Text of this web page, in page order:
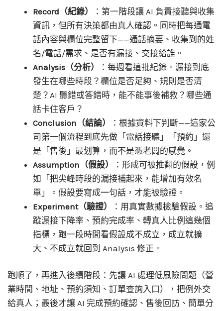
Record（紀錄）
：第一階段讓 AI 負責接聽與收集
資訊，但所有決策都由真人確認。同時把每通電
話內容與欄位完整留下——通話摘要、收集到的姓
名/電話/需求、是否有漏接、交接給誰。
Analysis（分析）
：每週看這批紀錄。漏接到底
發生在哪些時段？欄位是否足夠、規則是否清
楚？AI 聽錯或答錯時，能不能事後補救？哪些通
話卡住客戶？
Conclusion（結論）
：根據資料下判斷——這家公
司第一個流程到底先做「電話接聽」「預約」還
是「售後」最划算，而不是憑老闆的感覺。
Assumption（假設）
：形成可被推翻的假設，例
如「把尖峰時段的漏接補起來，能增加有效名
單」。假設要寫成一句話，才能被驗證。
Experiment（驗證）
：用真實數據檢驗假設。追
蹤漏接下降率、預約完成率、轉真人比例這幾個
指標，跑一段時間看假設成不成立，成立就擴
大、不成立就回到 Analysis 修正。
跑順了，再進入後續階段：先讓 AI 處理低風險問題（營
業時間、地址、預約須知、訂單查詢入口），把例外交
給真人；最後才讓 AI 完成預約確認、售後回訪、簡單分